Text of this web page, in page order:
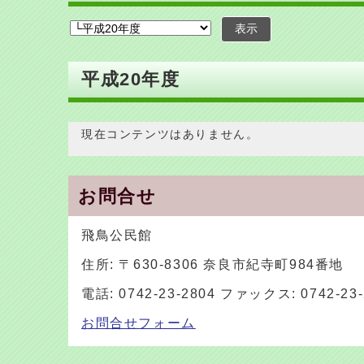
表示
平成20年度
現在コンテンツはありません。
お問合せ
飛鳥公民館
住所: 〒630-8306 奈良市紀寺町984番地
電話: 0742-23-2804 ファックス: 0742-
お問合せフォーム